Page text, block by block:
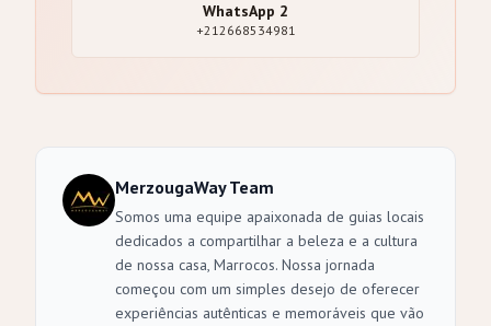
WhatsApp 2
+212668534981
MerzougaWay Team
Somos uma equipe apaixonada de guias locais
dedicados a compartilhar a beleza e a cultura
de nossa casa, Marrocos. Nossa jornada
começou com um simples desejo de oferecer
experiências autênticas e memoráveis que vão